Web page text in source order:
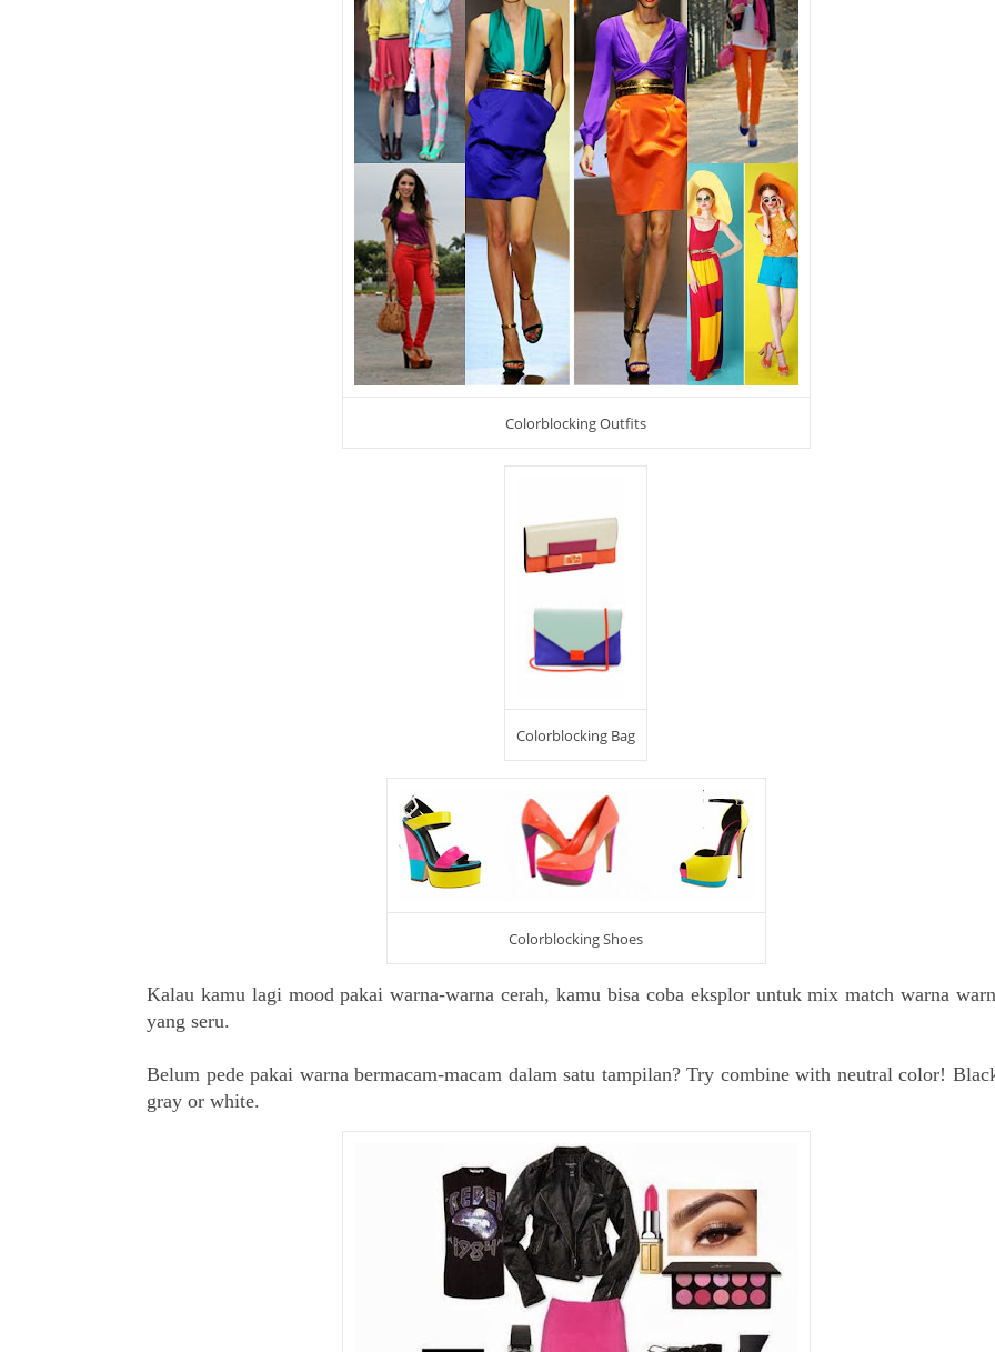
Colorblocking Outfits
Colorblocking Bag
Colorblocking Shoes
Kalau kamu lagi mood pakai warna-warna cerah, kamu bisa coba eksplor untuk mix match warna
yang seru.
Belum pede pakai warna bermacam-macam dalam satu tampilan? Try combine with neutral color!
gray or white.